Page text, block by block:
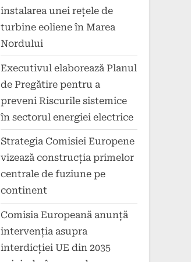
instalarea unei rețele de
turbine eoliene în Marea
Nordului
Executivul elaborează Planul
de Pregătire pentru a
preveni Riscurile sistemice
în sectorul energiei electrice
Strategia Comisiei Europene
vizează construcția primelor
centrale de fuziune pe
continent
Comisia Europeană anunță
intervenția asupra
interdicției UE din 2035